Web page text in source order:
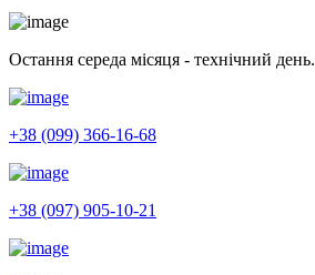
Остання середа місяця - технічний день.
+38 (099) 366-16-68
+38 (097) 905-10-21